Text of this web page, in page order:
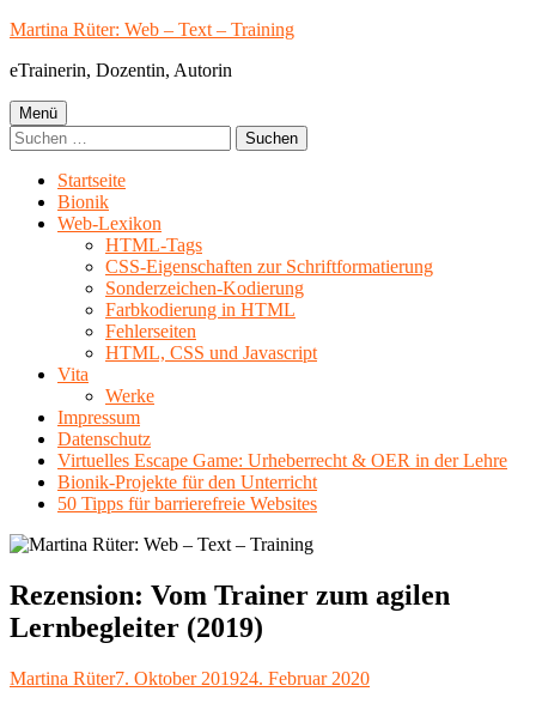
Springe
Inhalt
Martina Rüter: Web – Text – Training
eTrainerin, Dozentin, Autorin
Primäres
Menü
Menü
Suchen
nach:
Startseite
Bionik
Web-Lexikon
HTML-Tags
CSS-Eigenschaften zur Schriftformatierung
Sonderzeichen-Kodierung
Farbkodierung in HTML
Fehlerseiten
HTML, CSS und Javascript
Vita
Werke
Impressum
Datenschutz
Virtuelles Escape Game: Urheberrecht & OER in der Lehre
Bionik-Projekte für den Unterricht
50 Tipps für barrierefreie Websites
Rezension: Vom Trainer zum agilen
Lernbegleiter (2019)
Autor
Martina RüterVeröffentlicht
7. Oktober 201924. Februar 2020